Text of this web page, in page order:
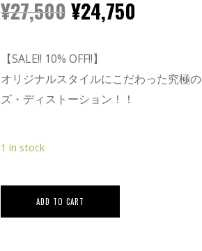
¥27,500¥24,750
【SALE!! 10% OFF!!】
オリジナルスタイルにこだわった究極
ズ・ディストーション！！
1 in stock
ADD TO CART